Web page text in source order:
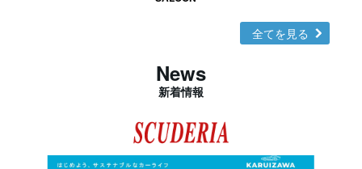
全てを見る
News
新着情報